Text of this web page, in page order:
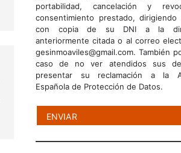
portabilidad, cancelación y
consentimiento prestado, dirigiendo
con copia de su DNI a la
anteriormente citada o al correo
gesinmoaviles@gmail.com. También
caso de no ver atendidos sus
presentar su reclamación a la
Española de Protección de Datos.